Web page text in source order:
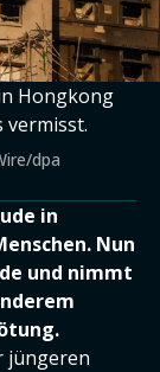
Hongkong
vermisst.
dpa
in
Nun
und nimmt
jüngeren